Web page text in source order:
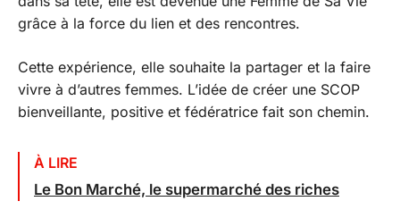
grâce à la force du lien et des rencontres.
Cette expérience, elle souhaite la partager et la faire
vivre à d’autres femmes. L’idée de créer une SCOP
bienveillante, positive et fédératrice fait son chemin.
À LIRE
Le Bon Marché, le supermarché des riches